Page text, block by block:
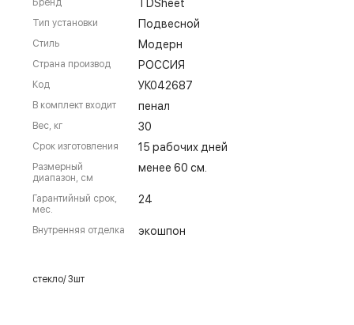
TDSheet
Тип установки Подвесной
Стиль Модерн
Страна производ РОССИЯ
Код УК042687
В комплект входит пенал
Вес, кг 30
Срок изготовления 15 рабочих дней
Размерный
диапазон, см
менее 60 см.
Гарантийный срок,
мес.
24
Внутренняя отделка экошпон
стекло/ 3шт